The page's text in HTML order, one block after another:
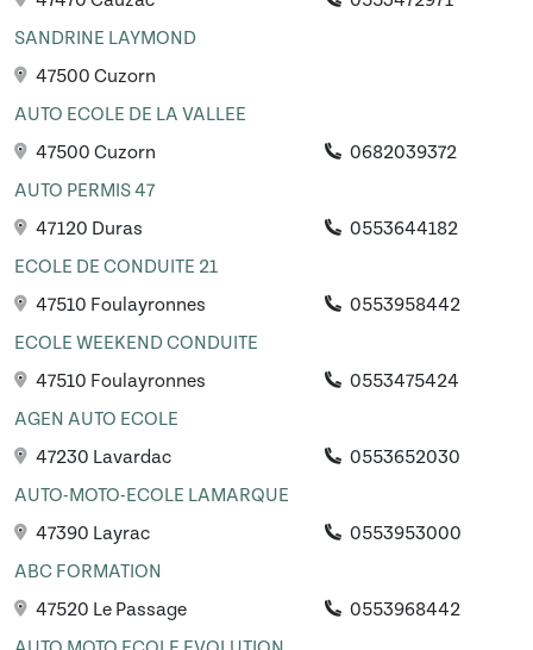
SANDRINE LAYMOND
47500 Cuzorn
AUTO ECOLE DE LA VALLEE
47500 Cuzorn
0682039372
AUTO PERMIS 47
47120 Duras
0553644182
ECOLE DE CONDUITE 21
47510 Foulayronnes
0553958442
ECOLE WEEKEND CONDUITE
47510 Foulayronnes
0553475424
AGEN AUTO ECOLE
47230 Lavardac
0553652030
AUTO-MOTO-ECOLE LAMARQUE
47390 Layrac
0553953000
ABC FORMATION
47520 Le Passage
0553968442